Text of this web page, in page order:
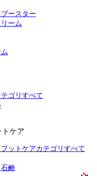
ースター
ーム
ゴリすべて
ケア
ットケアカテゴリすべて
鹸